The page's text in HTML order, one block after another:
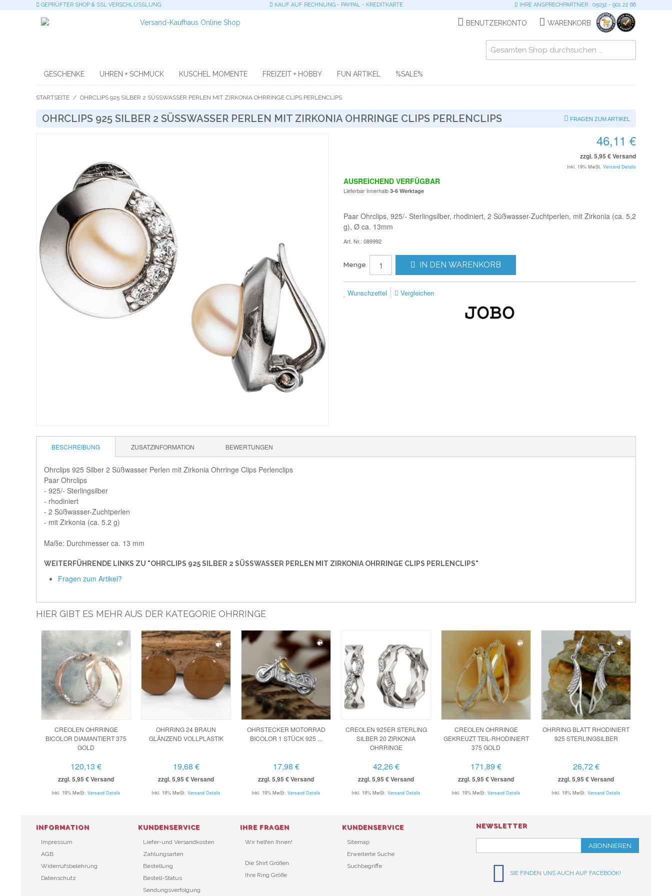
GEPRÜFTER SHOP & SSL VERSCHLÜSSLUNG KAUF AUF RECHNUNG - PAYPAL - KREDITKARTE IHRE ANSPRECHPARTNER : 05032 - 901 22 66
BENUTZERKONTO WARENKORB
GESCHENKE UHREN + SCHMUCK KUSCHEL MOMENTE FREIZEIT + HOBBY FUN ARTIKEL %SALE%
STARTSEITE / OHRCLIPS 925 SILBER 2 SÜSSWASSER PERLEN MIT ZIRKONIA OHRRINGE CLIPS PERLENCLIPS
OHRCLIPS 925 SILBER 2 SÜSSWASSER PERLEN MIT ZIRKONIA OHRRINGE CLIPS PERLENCLIPS FRAGEN ZUM ARTIKEL
46,11 €
zzgl. 5,95 € Versand
Inkl. 19% MwSt. Versand Details
AUSREICHEND VERFÜGBAR
Lieferbar innerhalb 3-6 Werktage
Paar Ohrclips, 925/- Sterlingsilber, rhodiniert, 2 Süßwasser-Zuchtperlen, mit Zirkonia (ca. 5,2
g), Ø ca. 13mm
Art. Nr.: 089992
Menge IN DEN WARENKORB
Wunschzettel Vergleichen
BESCHREIBUNG ZUSATZINFORMATION BEWERTUNGEN
Ohrclips 925 Silber 2 Süßwasser Perlen mit Zirkonia Ohrringe Clips Perlenclips
Paar Ohrclips
- 925/- Sterlingsilber
- rhodiniert
- 2 Süßwasser-Zuchtperlen
- mit Zirkonia (ca. 5.2 g)
Maße: Durchmesser ca. 13 mm
WEITERFÜHRENDE LINKS ZU "OHRCLIPS 925 SILBER 2 SÜSSWASSER PERLEN MIT ZIRKONIA OHRRINGE CLIPS PERLENCLIPS"
Fragen zum Artikel?
HIER GIBT ES MEHR AUS DER KATEGORIE OHRRINGE
CREOLEN OHRRINGE
BICOLOR DIAMANTIERT 375
GOLD
120,13 €
zzgl. 5,95 € Versand
Inkl. 19% MwSt. Versand Details
OHRRING 24 BRAUN
GLÄNZEND VOLLPLASTIK
19,68 €
zzgl. 5,95 € Versand
Inkl. 19% MwSt. Versand Details
OHRSTECKER MOTORRAD
BICOLOR 1 STÜCK 925 ...
17,98 €
zzgl. 5,95 € Versand
Inkl. 19% MwSt. Versand Details
CREOLEN 925ER STERLING
SILBER 20 ZIRKONIA
OHRRINGE
42,26 €
zzgl. 5,95 € Versand
Inkl. 19% MwSt. Versand Details
CREOLEN OHRRINGE
GEKREUZT TEIL-RHODINIERT
375 GOLD
171,89 €
zzgl. 5,95 € Versand
Inkl. 19% MwSt. Versand Details
OHRRING BLATT RHODINIERT
925 STERLINGSILBER
26,72 €
zzgl. 5,95 € Versand
Inkl. 19% MwSt. Versand Details
NEWSLETTER
ABONNIEREN
SIE FINDEN UNS AUCH AUF FACEBOOK!
INFORMATION
Impressum
AGB
Widerrufsbelehrung
Datenschutz
KUNDENSERVICE
Liefer-und Versandkosten
Zahlungsarten
Bestellung
Bestell-Status
Sendungsverfolgung
IHRE FRAGEN
Wir helfen Ihnen!
Die Shirt Größen
Ihre Ring Größe
KUNDENSERVICE
Sitemap
Erweiterte Suche
Suchbegriffe